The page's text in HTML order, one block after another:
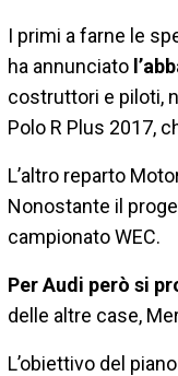
I primi a farne le
ha annunciato
costruttori e piloti,
Polo R Plus 2017,
L’altro reparto
Nonostante il
campionato WEC.
Per Audi però si
delle altre case,
L’obiettivo del